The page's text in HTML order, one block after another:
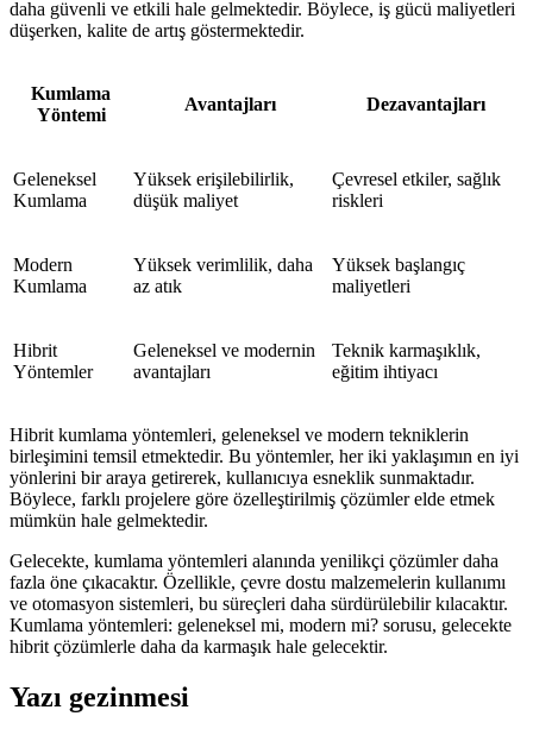
daha güvenli ve etkili hale gelmektedir. Böylece, iş gücü maliyetleri
düşerken, kalite de artış göstermektedir.
Kumlama
Yöntemi
Avantajları Dezavantajları
Geleneksel
Kumlama
Yüksek erişilebilirlik,
düşük maliyet
Çevresel etkiler, sağlık
riskleri
Modern
Kumlama
Yüksek verimlilik, daha
az atık
Yüksek başlangıç
maliyetleri
Hibrit
Yöntemler
Geleneksel ve modernin
avantajları
Teknik karmaşıklık,
eğitim ihtiyacı
Hibrit kumlama yöntemleri, geleneksel ve modern tekniklerin
birleşimini temsil etmektedir. Bu yöntemler, her iki yaklaşımın en iyi
yönlerini bir araya getirerek, kullanıcıya esneklik sunmaktadır.
Böylece, farklı projelere göre özelleştirilmiş çözümler elde etmek
mümkün hale gelmektedir.
Gelecekte, kumlama yöntemleri alanında yenilikçi çözümler daha
fazla öne çıkacaktır. Özellikle, çevre dostu malzemelerin kullanımı
ve otomasyon sistemleri, bu süreçleri daha sürdürülebilir kılacaktır.
Kumlama yöntemleri: geleneksel mi, modern mi? sorusu, gelecekte
hibrit çözümlerle daha da karmaşık hale gelecektir.
Yazı gezinmesi